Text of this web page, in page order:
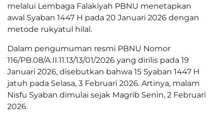
melalui Lembaga Falakiyah PBNU menetapkan
awal Syaban 1447 H pada 20 Januari 2026 dengan
metode rukyatul hilal.
Dalam pengumuman resmi PBNU Nomor
116/PB.08/A.II.11.13/13/01/2026 yang dirilis pada 19
Januari 2026, disebutkan bahwa 15 Syaban 1447 H
jatuh pada Selasa, 3 Februari 2026. Artinya, malam
Nisfu Syaban dimulai sejak Magrib Senin, 2 Februari
2026.